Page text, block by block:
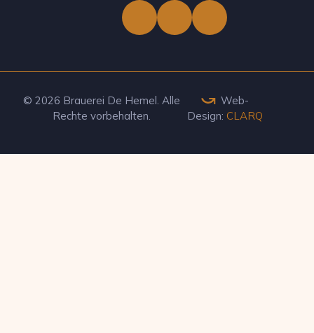
© 2026 Brauerei De Hemel. Alle
Rechte vorbehalten.
Web-
Design: CLARQ